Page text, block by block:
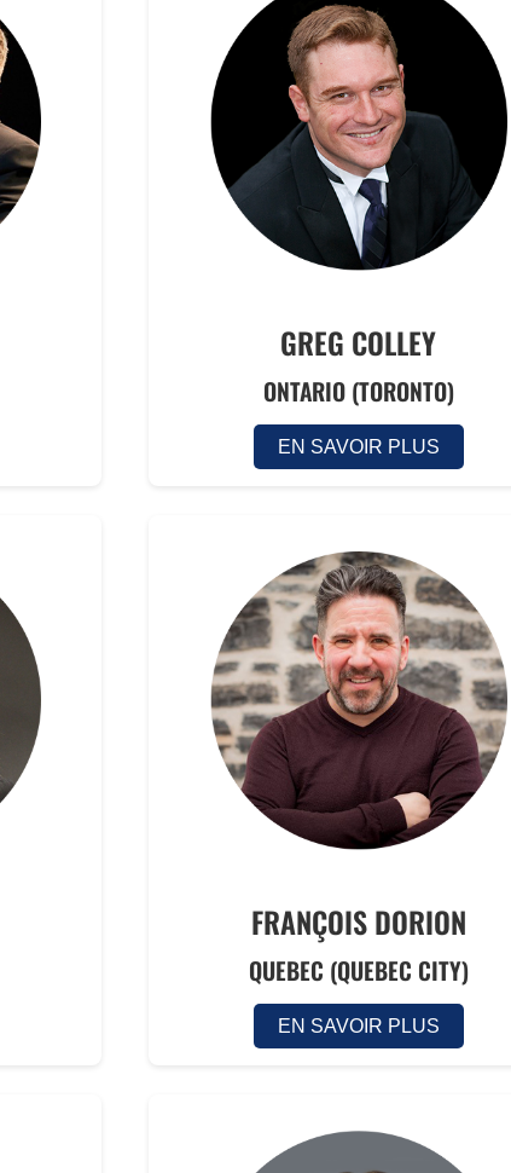
GREG COLLEY
ONTARIO (TORONTO)
EN SAVOIR PLUS
FRANÇOIS DORION
QUEBEC (QUEBEC CITY)
EN SAVOIR PLUS